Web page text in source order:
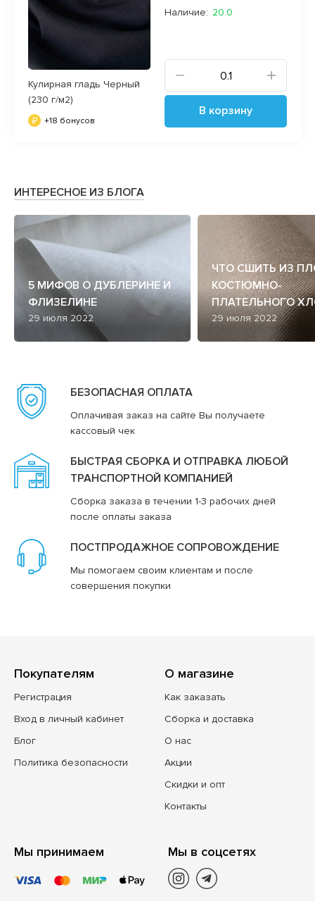
Кулирная гладь Черный
(230 г/м2)
+18 бонусов
Наличие: 20.0
В корзину
ИНТЕРЕСНОЕ ИЗ БЛОГА
5 МИФОВ О ДУБЛЕРИНЕ И
ФЛИЗЕЛИНЕ
29 июля 2022
ЧТО СШИТЬ ИЗ
КОСТЮМНО-
ПЛАТЕЛЬНОГО
29 июля 2022
БЕЗОПАСНАЯ ОПЛАТА
Оплачивая заказ на сайте Вы получаете
кассовый чек
БЫСТРАЯ СБОРКА И ОТПРАВКА ЛЮБОЙ
ТРАНСПОРТНОЙ КОМПАНИЕЙ
Сборка заказа в течении 1-3 рабочих дней
после оплаты заказа
ПОСТПРОДАЖНОЕ СОПРОВОЖДЕНИЕ
Мы помогаем своим клиентам и после
совершения покупки
Покупателям
Регистрация
Вход в личный кабинет
Блог
Политика безопасности
О магазине
Как заказать
Сборка и доставка
О нас
Акции
Скидки и опт
Контакты
Мы принимаем Мы в соцсетях